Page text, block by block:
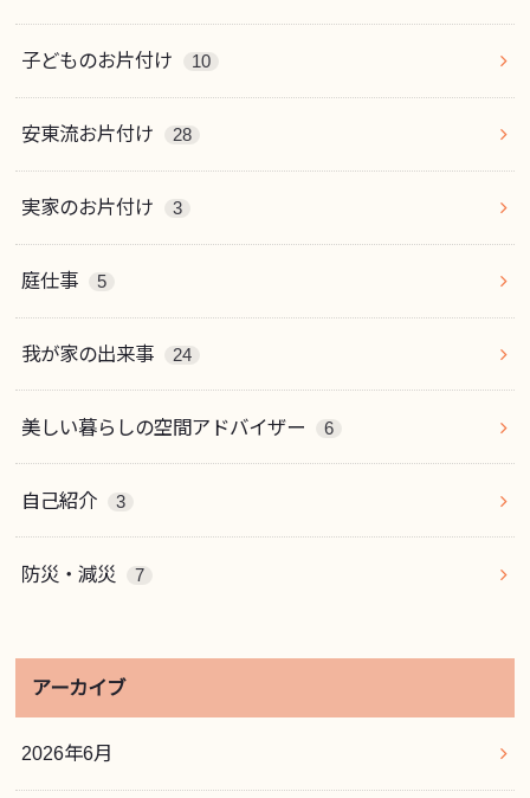
子どものお片付け 10
安東流お片付け 28
実家のお片付け 3
庭仕事 5
我が家の出来事 24
美しい暮らしの空間アドバイザー 6
自己紹介 3
防災・減災 7
アーカイブ
2026年6月